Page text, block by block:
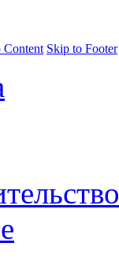
Content Skip to Footer